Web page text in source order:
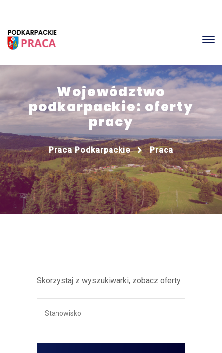
Województwo
podkarpackie: oferty
pracy
Praca Podkarpackie Praca
Skorzystaj z wyszukiwarki, zobacz oferty.